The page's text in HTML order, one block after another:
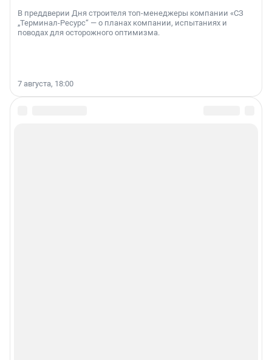
В преддверии Дня строителя топ-менеджеры компании «СЗ
„Терминал-Ресурс“ — о планах компании, испытаниях и
поводах для осторожного оптимизма.
7 августа, 18:00